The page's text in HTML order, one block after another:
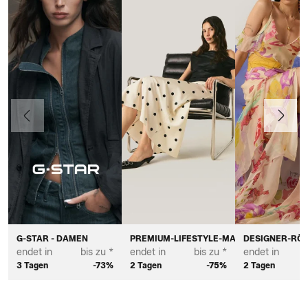
G-STAR - DAMEN
endet in
3 Tagen
bis zu *
-73%
PREMIUM-LIFESTYLE-MARKEN FÜR
endet in
2 Tagen
bis zu *
-75%
DESIGNER-
endet in
2 Tagen
Vorherige Weiter